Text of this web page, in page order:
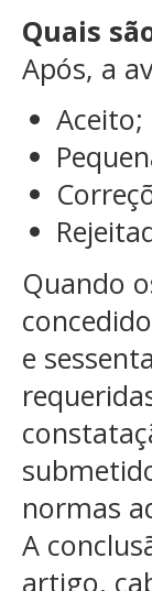
Quais
Após, a
Aceito;
Quando
e
normas
A
artigo,